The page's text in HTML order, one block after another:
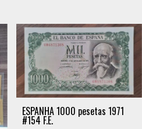
ESPANHA 1000 pesetas 1971
#154 F.E.